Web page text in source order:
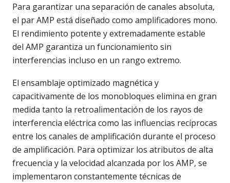
Para garantizar una separación de canales absoluta,
el par AMP está diseñado como amplificadores mono.
El rendimiento potente y extremadamente estable
del AMP garantiza un funcionamiento sin
interferencias incluso en un rango extremo.
El ensamblaje optimizado magnética y
capacitivamente de los monobloques elimina en gran
medida tanto la retroalimentación de los rayos de
interferencia eléctrica como las influencias recíprocas
entre los canales de amplificación durante el proceso
de amplificación. Para optimizar los atributos de alta
frecuencia y la velocidad alcanzada por los AMP, se
implementaron constantemente técnicas de